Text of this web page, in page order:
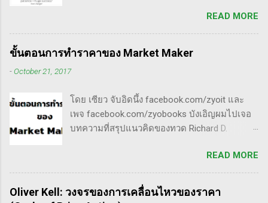
มือที่หวงของ เพราะเขาจะตบขึ้น/ลงเพื่อให้เม่า
คายหุ้นคืน ยิ่งมีเยอะยิ่งน่าสนใจ gap ประเภทนี้มัก
จะมีการลงมาปิดในเวลาอีกไม่นาน เพราะราคายัง
ประเภท double three Breakaway gap เป็นการ
กระโดดข้ามเวฟสอง...
“การทำการบ้านอย่างหนักทุกคืน จะให้ผล
ตอบแทนเป็นผลกำไรมหาศาลเป็นล้านๆ เมื่อรวม
วิธีการที่พิสูจน์ได้ การบ้าน และความอดทนเข้า
เป็นการติดตามข่าวสาร การวิเคราะห์ทางเทคนิค
หรือปัจจัยพื้นฐาน การสแกนหุ้นที่มีศักยภาพเป็นผู้
ชนะในอนาคต การลงรายละเอียดในการวิเคราะห์
จังหวะที่เหมาะสมในการเข้าเทรด . - วิธีการที่
พิสูจน์แล้วว่าทำเงินได้จริงและทำซ้ำได้ตลอด
(Method): การมีระบบหรือกลยุทธ์ที่ชัดเจนในการ
READ MORE
ขั้นตอนการทำราคาของ Market Maker
-October 21, 2017
โดย เซียว จับอิดนึ้ง facebook.com/zyoit และ
เพจ facebook.com/zyobooks บังเอิญผมไปเจอ
บทความที่สรุปแนวคิดของทวด Richard D.
เอง, ก็เลยอดตื่นใจไม่ได้กับข้อมูลที่เขาเขียนถึง "
How Manipulators Operate " ซึีงผมตีความว่ามัน
น่าเป็น " ขั้นตอนการทำราคาของ Market Maker "
พอได้สแกนคร่าวๆแล้วก็รู้สึกว่าน่าสนใจ เลย
READ MORE
Oliver Kell: วงจรของการเคลื่อนไหวของราคา